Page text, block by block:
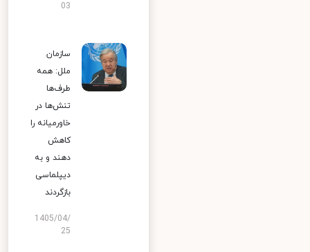
03
سازمان
ملل: همه
طرف‌ها
تنش‌ها در
خاورمیانه را
کاهش
دهند و به
دیپلماسی
بازگردند
1405/04/
25